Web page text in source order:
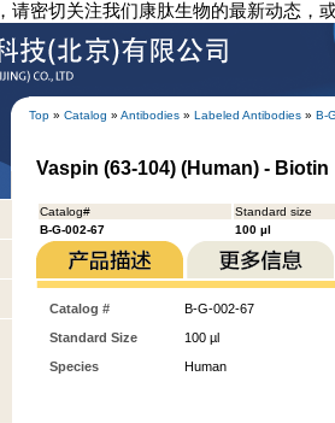
请密切关注我们康肽生物的最新动态，
Top » Catalog » Antibodies » Labeled Antibodies » B-
Vaspin (63-104) (Human) -
Catalog#
Standard size
B-G-002-67
100 µl
Catalog #
B-G-002-67
Standard Size
100 µl
Species
Human